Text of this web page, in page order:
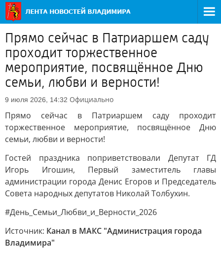
Прямо сейчас в Патриаршем саду
проходит торжественное
мероприятие, посвящённое Дню
семьи, любви и верности!
9 июля 2026, 14:32 Официально
Прямо сейчас в Патриаршем саду проходит
торжественное мероприятие, посвящённое Дню
семьи, любви и верности!
Гостей праздника поприветствовали Депутат ГД
Игорь Игошин, Первый заместитель главы
администрации города Денис Егоров и Председатель
Совета народных депутатов Николай Толбухин.
#День_Семьи_Любви_и_Верности_2026
Источник: Канал в МАКС "Администрация города
Владимира"